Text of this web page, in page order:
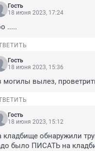
Гость
18 июня 2023, 17:24
.....
Гость
18 июня 2023, 15:36
могилы вылез,
Гость
18 июня 2023, 15:12
кладбище обнаружили
было ПИСАТЬ на